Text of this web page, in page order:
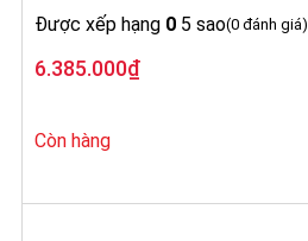
Được xếp hạng 0 5 sao(0 đánh giá)
6.385.000₫
Còn hàng